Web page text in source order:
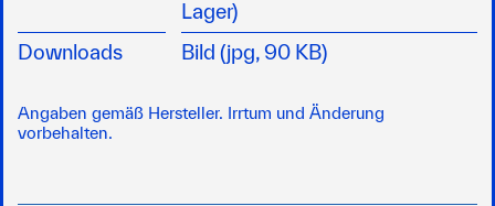
Lager)
Downloads
Bild (jpg, 90 KB)
Angaben gemäß Hersteller. Irrtum und Änderung
vorbehalten.